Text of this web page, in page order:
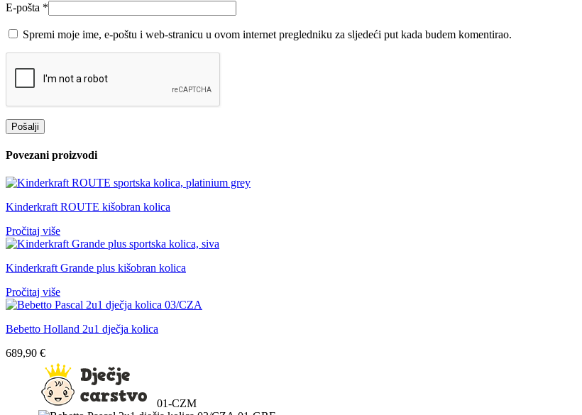
E-pošta *
Spremi moje ime, e-poštu i web-stranicu u ovom internet pregledniku za sljedeći put kada budem komentirao.
Povezani proizvodi
Kinderkraft ROUTE kišobran kolica
Pročitaj više
Kinderkraft Grande plus kišobran kolica
Pročitaj više
Bebetto Holland 2u1 dječja kolica
689,90 €
01-CZM